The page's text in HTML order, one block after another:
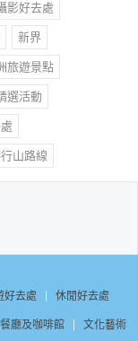
影好去處
新界
旅遊景點
選活動
山路線
好去處 休閒好去處
廳及咖啡館 文化藝術